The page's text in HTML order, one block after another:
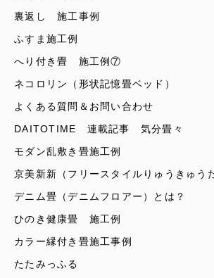
裏返し 施工事例
ふすま施工例
へり付き畳 施工例⑦
ネコロリン（形状記憶畳ベッド）
よくある質問＆お問い合わせ
DAITOTIME 連載記事 気分畳々
モダン乱敷き畳施工例
京美新新（フリースタイルりゅうきゅう
デニム畳（デニムフロアー）とは？
ひのき健康畳 施工例
カラー縁付き畳施工事例
たたみっふる